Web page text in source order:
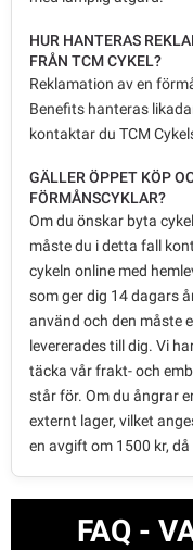
HUR HANTERAS
FRÅN TCM CYKEL?
Reklamation av en
Benefits hanteras
kontaktar du TCM
GÄLLER ÖPPET KÖP
FÖRMÅNSCYKLAR?
Om du önskar byta
måste du i detta fall
cykeln online med
som ger dig 14 dagars
använd och den måste
levererades till dig. Vi
täcka vår frakt- och
står för. Om du ångrar
externt lager, vilket
en avgift om 1500 kr,
FAQ -